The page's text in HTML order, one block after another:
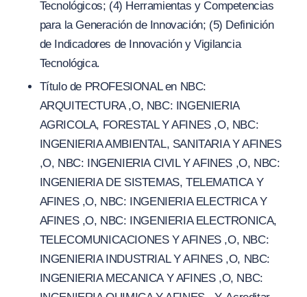
Tecnológicos; (4) Herramientas y Competencias
para la Generación de Innovación; (5) Definición
de Indicadores de Innovación y Vigilancia
Tecnológica.
Título de PROFESIONAL en NBC:
ARQUITECTURA ,O, NBC: INGENIERIA
AGRICOLA, FORESTAL Y AFINES ,O, NBC:
INGENIERIA AMBIENTAL, SANITARIA Y AFINES
,O, NBC: INGENIERIA CIVIL Y AFINES ,O, NBC:
INGENIERIA DE SISTEMAS, TELEMATICA Y
AFINES ,O, NBC: INGENIERIA ELECTRICA Y
AFINES ,O, NBC: INGENIERIA ELECTRONICA,
TELECOMUNICACIONES Y AFINES ,O, NBC:
INGENIERIA INDUSTRIAL Y AFINES ,O, NBC:
INGENIERIA MECANICA Y AFINES ,O, NBC: